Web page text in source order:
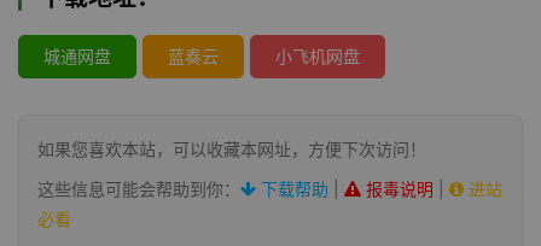
城通网盘 蓝奏云 小飞机网盘
如果您喜欢本站，可以收藏本网址，方便下次访问！
这些信息可能会帮助到你：
下载帮助 报毒说明
进站
必看